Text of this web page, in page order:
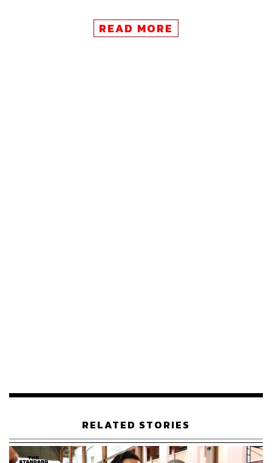
ต้องเจอเร็ว คุมเร็ว รักษาเร็ว รักษาหาย ที่ทางกระทรวงได้
เตรียมพร้อมทั้งยา บุคลากร แผนการไว้แล้ว” อนุทินกล่าว
READ MORE
RELATED STORIES